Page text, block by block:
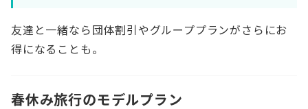
友達と一緒なら団体割引やグループプランがさらにお
得になることも。
春休み旅行のモデルプラン